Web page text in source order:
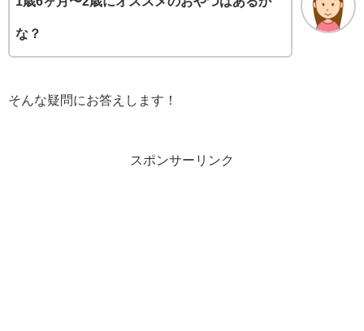
な？
そんな疑問にお答えします！
スポンサーリンク